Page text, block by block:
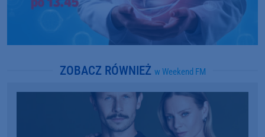
ZOBACZ RÓWNIEŻ w Weekend FM